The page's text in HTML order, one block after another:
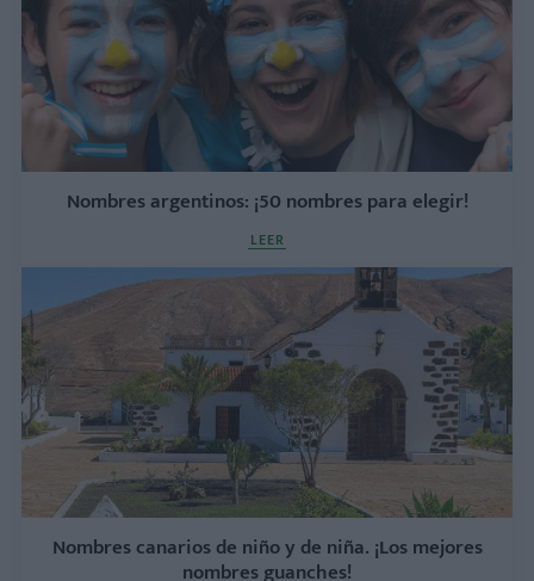
Nombres argentinos: ¡50 nombres para elegir!
LEER
Nombres canarios de niño y de niña. ¡Los mejores
nombres guanches!